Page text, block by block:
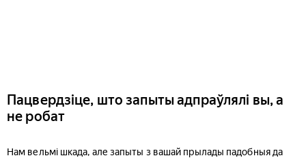
Пацвердзіце, што запыты адпраўлялі вы, а
не робат
Нам вельмі шкада, але запыты з вашай прылады падобныя да